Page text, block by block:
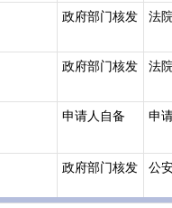
政府部门核发 法
政府部门核发 法
申请人自备 申
政府部门核发 公